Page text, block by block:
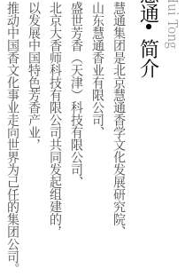
Hui Tong
简介
慧通集团是北京慧通香学文化发展研究院、
山东慧通香业有限公司、
盛世芳香（天津）科技有限公司、
北京大香师科技有限公司共同发起组建的，
以发展中国特色芳香产业，
推动中国香文化事业走向世界为己任的集团公司。